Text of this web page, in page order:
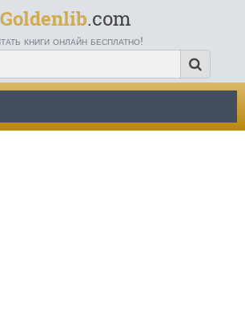
Goldenlib.com
книги онлайн бесплатно!